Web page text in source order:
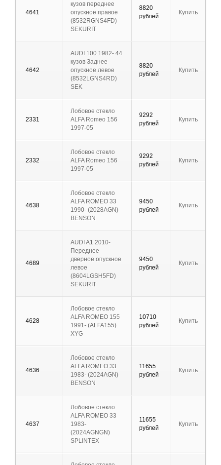
4641
кузов переднее
опускное правое
(8532RGNS4FD)
SEKURIT
8820
рублей
Купить
4642
AUDI 100 1982- 44
кузов Заднее
опускное левое
(8532LGNS4RD)
SEK
8820
рублей
Купить
2331
Лобовое стекло
ALFA Romeo 156
1997-05
9292
рублей
Купить
2332
Лобовое стекло
ALFA Romeo 156
1997-05
9292
рублей
Купить
4638
Лобовое стекло
ALFA ROMEO 33
1990- (2028AGN)
BENSON
9450
рублей
Купить
4689
AUDI A1 2010-
Переднее
дверное опускное
левое
(8604LGSH5FD)
SEKURIT
9450
рублей
Купить
4628
Лобовое стекло
ALFA ROMEO 155
1991- (ALFA155)
XYG
10710
рублей
Купить
4636
Лобовое стекло
ALFA ROMEO 33
1983- (2024AGN)
BENSON
11655
рублей
Купить
4637
Лобовое стекло
ALFA ROMEO 33
1983-
(2024AGNGN)
SPLINTEX
11655
рублей
Купить